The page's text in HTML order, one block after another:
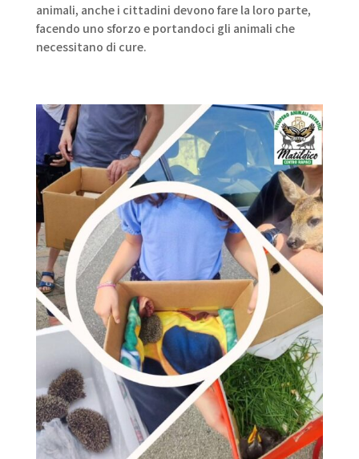
animali, anche i cittadini devono fare la loro parte,
facendo uno sforzo e portandoci gli animali che
necessitano di cure.